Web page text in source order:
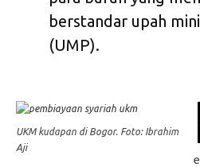
berstandar upah
(UMP).
UKM kudapan di Bogor. Foto: Ibrahim
Aji